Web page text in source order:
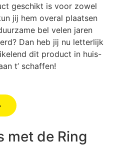
geschikt is voor zowel
jĳ hem overal plaatsen
bel velen jaren
Dan heb jĳ nu letterlijk
dit product in huis-
t’ schaffen!
met de Ring